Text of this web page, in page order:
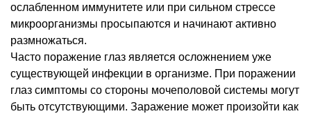
ослабленном иммунитете или при сильном стрессе
микроорганизмы просыпаются и начинают активно
размножаться.
Часто поражение глаз является осложнением уже
существующей инфекции в организме. При поражении
глаз симптомы со стороны мочеполовой системы могут
быть отсутствующими. Заражение может произойти как